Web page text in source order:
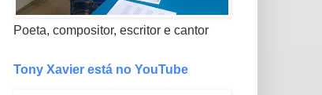
Poeta, compositor, escritor e cantor
Tony Xavier está no YouTube